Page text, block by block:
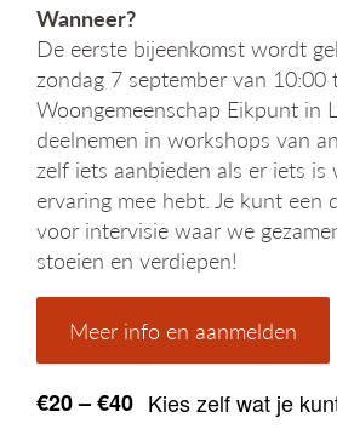
Wanneer?
De eerste bijeenkomst wordt
zondag 7 september van
Woongemeenschap Eikpunt in
deelnemen in workshops van
zelf iets aanbieden als er iets is
ervaring mee hebt. Je kunt een
voor intervisie waar we
stoeien en verdiepen!
Meer info en aanmelden
€20 – €40 Kies zelf wat je